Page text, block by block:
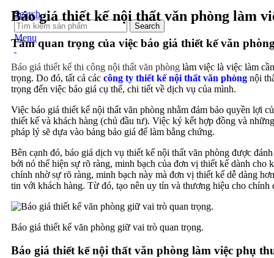
Search
Search
Menu
Báo giá thiết kế nội thất văn phòng làm
Tầm quan trọng của việc báo giá thiết kế văn
Báo giá thiết kế thi công nội thất văn phòng làm việc là việc làm
trọng. Do đó, tất cả các công ty thiết kế nội thất văn phòng nội
trọng đến việc báo giá cụ thể, chi tiết về dịch vụ của mình.
Việc báo giá thiết kế nội thất văn phòng nhằm đảm bảo quyền lợi
thiết kế và khách hàng (chủ đầu tư). Việc ký kết hợp đồng và
pháp lý sẽ dựa vào bảng bảo giá để làm bằng chứng.
Bên cạnh đó, báo giá dịch vụ thiết kế nội thất văn phòng được
bởi nó thể hiện sự rõ ràng, minh bạch của đơn vị thiết kế dành cho
chính nhờ sự rõ ràng, minh bạch này mà đơn vị thiết kế dễ dàng
tin với khách hàng. Từ đó, tạo nên uy tín và thương hiệu cho chính
Báo giá thiết kế văn phòng giữ vai trò quan trọng.
Báo giá thiết kế nội thất văn phòng làm việc phụ